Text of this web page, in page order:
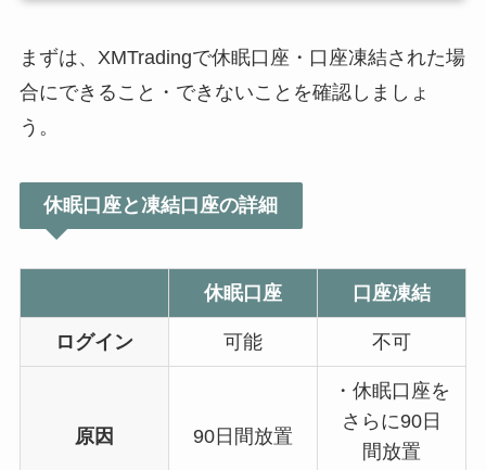
まずは、XMTradingで休眠口座・口座凍結された場
合にできること・できないことを確認しましょ
う。
休眠口座と凍結口座の詳細
休眠口座 口座凍結
ログイン 可能 不可
原因 90日間放置
・休眠口座を
さらに90日
間放置